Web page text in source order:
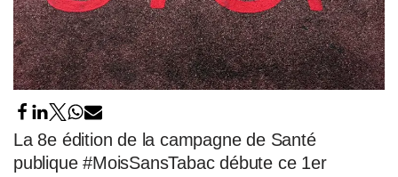
La 8e édition de la campagne de Santé
publique #MoisSansTabac débute ce 1er